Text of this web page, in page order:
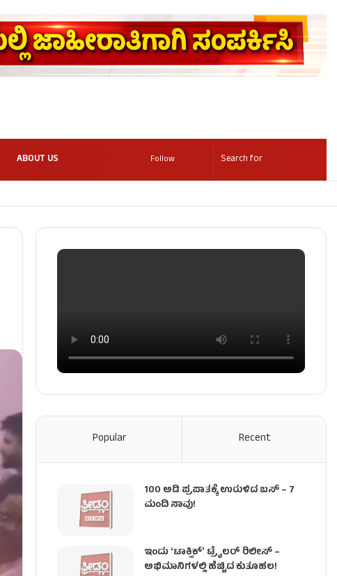
ABOUT US Follow
Popular Recent
100 ಅಡಿ ಪ್ರಪಾತಕ್ಕೆ ಉರುಳಿದ ಬಸ್‌ – 7
ಮಂದಿ ಸಾವು!
ಇಂದು ʻಟಾಕ್ಸಿಕ್ʼ ಟ್ರೈಲರ್ ರಿಲೀಸ್‌ –
ಅಭಿಮಾನಿಗಳಲ್ಲಿ ಹೆಚ್ಚಿದ ಕುತೂಹಲ!